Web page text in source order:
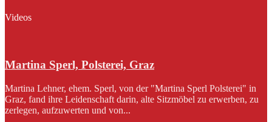
Videos
Martina Sperl, Polsterei, Graz
Martina Lehner, ehem. Sperl, von der "Martina Sperl Polsterei" in
Graz, fand ihre Leidenschaft darin, alte Sitzmöbel zu erwerben, zu
zerlegen, aufzuwerten und von...